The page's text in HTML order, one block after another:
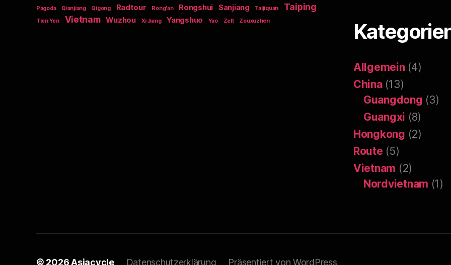
Pagoda
Qianjiang Qigong Radtour Rong'an Rongshui Sanjiang Taijiquan Taiping
Tien Yen Vietnam Wuzhou Xi Jiang Yangshuo Yao Zelt Zouxuzhen
Allgemein(4)
China(13)
Guangdong (3)
Guangxi (8)
Hongkong (2)
Route (5)
Vietnam (2)
Nordvietnam (1)
© 2026Asiacycle Datenschutzerklärung Präsentiert von WordPress